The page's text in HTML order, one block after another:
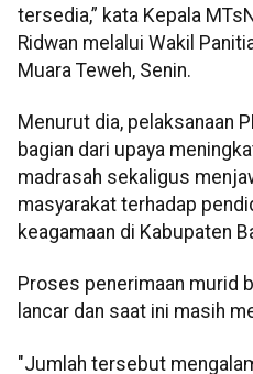
tersedia,” kata Kepala
Ridwan melalui Wakil
Muara Teweh, Senin.
Menurut dia, pelaksanaan
bagian dari upaya
madrasah sekaligus
masyarakat terhadap
keagamaan di Kabupaten
Proses penerimaan murid
lancar dan saat ini masih
"Jumlah tersebut